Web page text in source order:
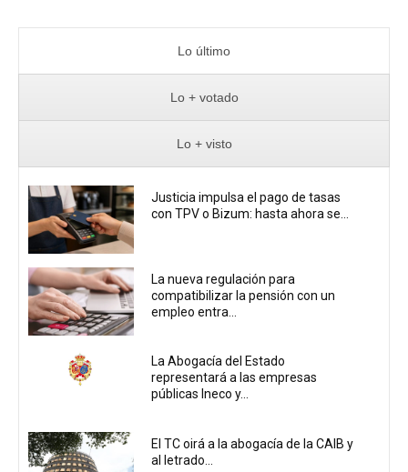
Lo último
Lo + votado
Lo + visto
Justicia impulsa el pago de tasas
con TPV o Bizum: hasta ahora se...
La nueva regulación para
compatibilizar la pensión con un
empleo entra...
La Abogacía del Estado
representará a las empresas
públicas Ineco y...
El TC oirá a la abogacía de la CAIB y
al letrado...